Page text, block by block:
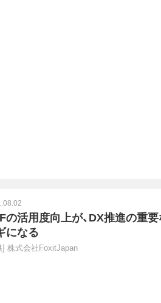
の活用度向上が、DX推進の重要
になる
] 株式会社FoxitJapan